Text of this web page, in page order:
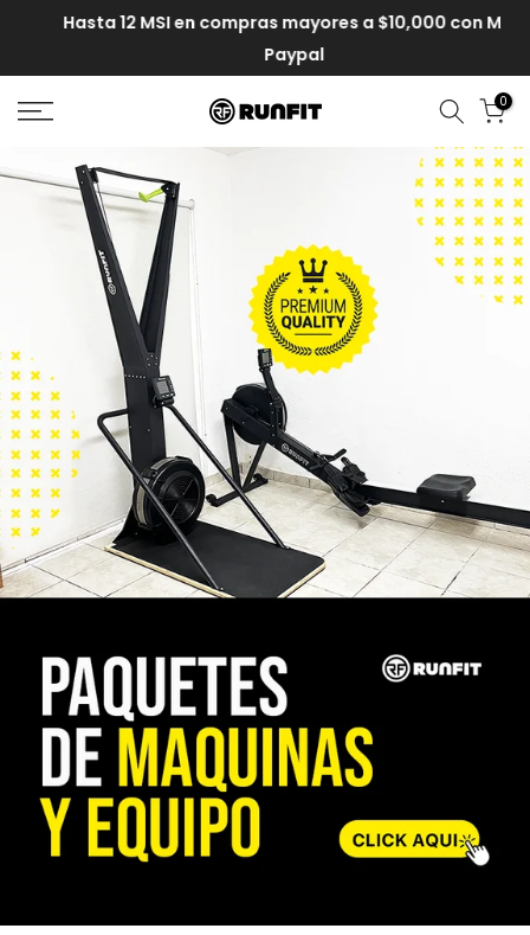
Hasta 12 MSI en compras mayores a $10,000 con MP y
Paypal
0